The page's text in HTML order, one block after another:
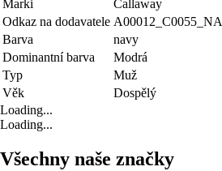
Marki
Callaway
Odkaz na dodavatele A00012_C0055_NA
Barva
navy
Dominantní barva
Modrá
Typ
Muž
Věk
Dospělý
Loading...
Loading...
Všechny naše značky